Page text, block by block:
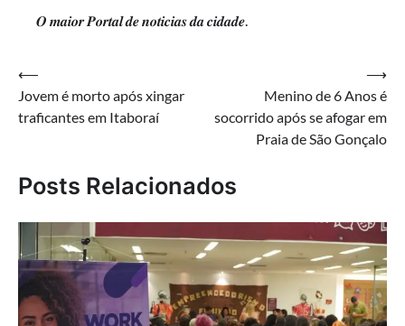
𝑶 𝒎𝒂𝒊𝒐𝒓 𝑷𝒐𝒓𝒕𝒂𝒍 𝒅𝒆 𝒏𝒐𝒕𝒊𝒄𝒊𝒂𝒔 𝒅𝒂 𝒄𝒊𝒅𝒂𝒅𝒆.
Navegação
de
⟵
Jovem é morto após xingar
traficantes em Itaboraí
Menino de 6 Anos é
socorrido após se afogar em
Praia de São Gonçalo
⟶
Posts Relacionados